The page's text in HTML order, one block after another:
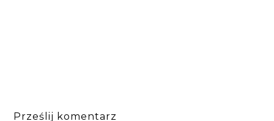
Prześlij komentarz